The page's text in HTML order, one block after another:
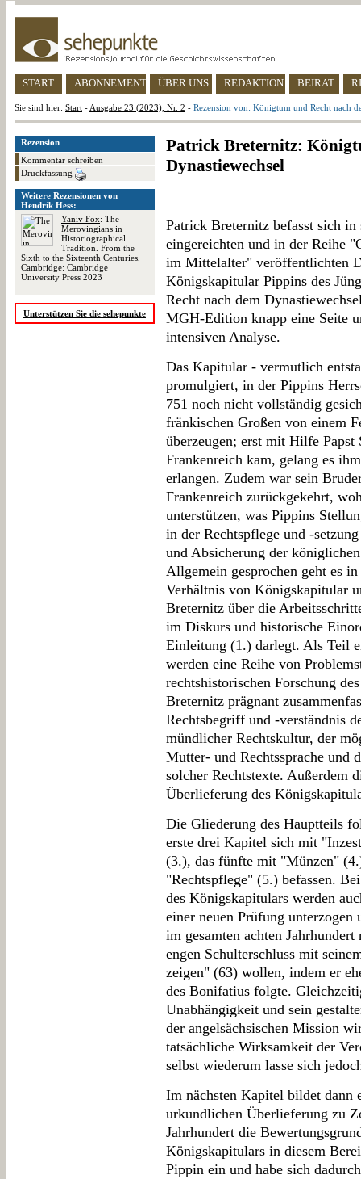
START ABONNEMENT ÜBER UNS REDAKTION BEIRAT
Sie sind hier: Start - Ausgabe 23 (2023), Nr. 2 - Rezension von: Königtum und Recht nach
Rezension
Kommentar schreiben
Druckfassung
Weitere Rezensionen von
Hendrik Hess:
Yaniv Fox: The
Merovingians in
Historiographical
Tradition. From the
Sixth to the Sixteenth Centuries,
Cambridge: Cambridge
University Press 2023
Unterstützen Sie die sehepunkte
Patrick Breternitz:
Dynastiewechsel
Patrick Breternitz befasst sich
eingereichten und in der Reihe
im Mittelalter" veröffentlichten
Königskapitular Pippins des
Recht nach dem
MGH-Edition knapp eine Seite
intensiven Analyse.
Das Kapitular - vermutlich
promulgiert, in der Pippins
751 noch nicht vollständig
fränkischen Großen von einem
überzeugen; erst mit Hilfe Papst
Frankenreich kam, gelang es
erlangen. Zudem war sein
Frankenreich zurückgekehrt,
unterstützen, was Pippins
in der Rechtspflege und -
und Absicherung der
Allgemein gesprochen geht es
Verhältnis von Königskapitular
Breternitz über die
im Diskurs und historische
Einleitung (1.) darlegt. Als Teil
werden eine Reihe von
rechtshistorischen Forschung
Breternitz prägnant
Rechtsbegriff und -verständnis
mündlicher Rechtskultur, der
Mutter- und Rechtssprache und
solcher Rechtstexte. Außerdem
Überlieferung des
Die Gliederung des Hauptteils
erste drei Kapitel sich mit
(3.), das fünfte mit "Münzen"
"Rechtspflege" (5.) befassen.
des Königskapitulars werden
einer neuen Prüfung
im gesamten achten
engen Schulterschluss mit
zeigen" (63) wollen, indem er
des Bonifatius folgte.
Unabhängigkeit und sein
der angelsächsischen Mission
tatsächliche Wirksamkeit der
selbst wiederum lasse sich
Im nächsten Kapitel bildet dann
urkundlichen Überlieferung zu
Jahrhundert die
Königskapitulars in diesem
Pippin ein und habe sich